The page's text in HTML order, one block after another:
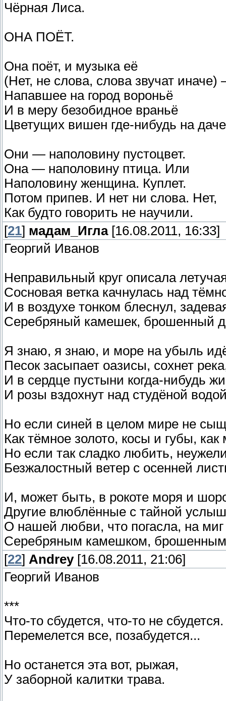
Чёрная Лиса.
ОНА ПОЁТ.
Она поёт, и музыка её
(Нет, не слова, слова звучат иначе)
Напавшее на город вороньё
И в меру безобидное враньё
Цветущих вишен где-нибудь на
Они — наполовину пустоцвет.
Она — наполовину птица. Или
Наполовину женщина. Куплет.
Потом припев. И нет ни слова. Нет,
Как будто говорить не научили.
[21] мадам_Игла[16.08.2011, 16:33]
Георгий Иванов
Неправильный круг описала
Сосновая ветка качнулась над
И в воздухе тонком блеснул,
Серебряный камешек, брошенный
Я знаю, я знаю, и море на убыль
Песок засыпает оазисы, сохнет
И в сердце пустыни когда-нибудь
И розы вздохнут над студёной
Но если синей в целом мире не
Как тёмное золото, косы и губы, как
Но если так сладко любить,
Безжалостный ветер с осенней
И, может быть, в рокоте моря и
Другие влюблённые с тайной
О нашей любви, что погасла, на миг
Серебряным камешком, брошенным
[22] Andrey[16.08.2011, 21:06]
Георгий Иванов
***
Что-то сбудется, что-то не сбудется.
Перемелется все, позабудется...
Но останется эта вот, рыжая,
У заборной калитки трава.